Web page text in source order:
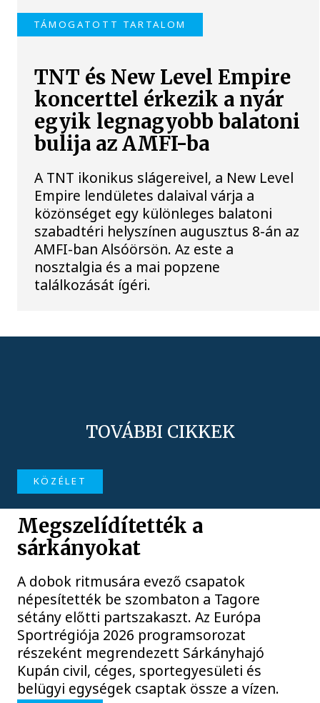
TÁMOGATOTT TARTALOM
TNT és New Level Empire
koncerttel érkezik a nyár
egyik legnagyobb balatoni
bulija az AMFI-ba
A TNT ikonikus slágereivel, a New Level
Empire lendületes dalaival várja a
közönséget egy különleges balatoni
szabadtéri helyszínen augusztus 8-án az
AMFI-ban Alsóörsön. Az este a
nosztalgia és a mai popzene
találkozását ígéri.
TOVÁBBI CIKKEK
KÖZÉLET
Megszelídítették a
sárkányokat
A dobok ritmusára evező csapatok
népesítették be szombaton a Tagore
sétány előtti partszakaszt. Az Európa
Sportrégiója 2026 programsorozat
részeként megrendezett Sárkányhajó
Kupán civil, céges, sportegyesületi és
belügyi egységek csaptak össze a vízen.